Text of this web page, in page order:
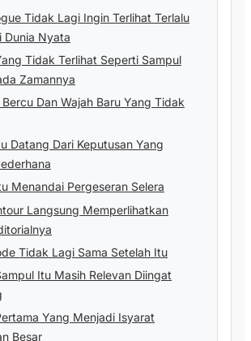
Tidak Lagi Ingin Terlihat Terlalu
Dunia Nyata
Tidak Terlihat Seperti Sampul
Zamannya
Dan Wajah Baru Yang Tidak
Datang Dari Keputusan Yang
Menandai Pergeseran Selera
Langsung Memperlihatkan
Tidak Lagi Sama Setelah Itu
Itu Masih Relevan Diingat
Yang Menjadi Isyarat
Besar